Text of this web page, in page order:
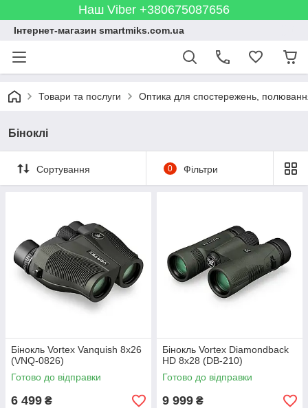
Наш Viber +380675087656
Інтернет-магазин smartmiks.com.ua
Товари та послуги Оптика для спостережень,
Біноклі
Сортування 0 Фільтри
Бінокль Vortex Vanquish 8x26
(VNQ-0826)
Готово до відправки
6 499 ₴
Бінокль Vortex Diamondback
HD 8x28 (DB-210)
Готово до відправки
9 999 ₴